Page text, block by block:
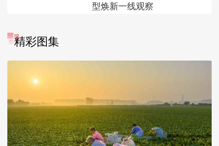
型焕新一线观察
精彩图集